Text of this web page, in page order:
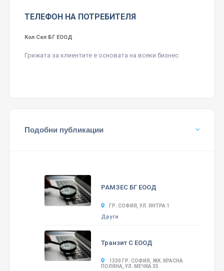
ТЕЛЕФОН НА ПОТРЕБИТЕЛЯ
Кол Сел БГ ЕООД
Грижата за клиентите е основата на всеки бизнес
Подобни публикации
РАМЗЕС БГ ЕООД
ГР. СОФИЯ, УЛ. ЯНТРА 1
Други
Транзит С ЕООД
1330 ГР. СОФИЯ, ЖК. КРАСНА
ПОЛЯНА, УЛ. МЕЧКА 35